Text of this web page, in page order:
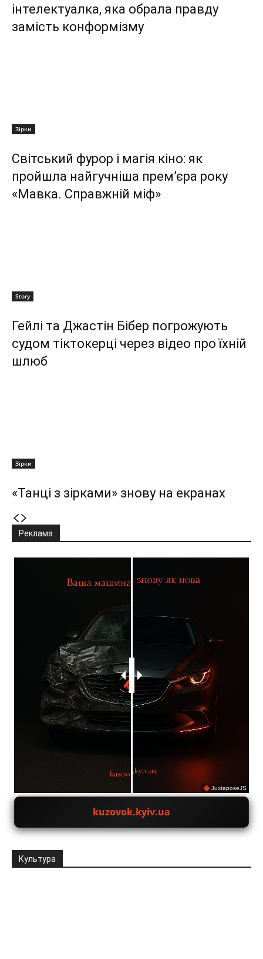
інтелектуалка, яка обрала правду
замість конформізму
Зірки
Світський фурор і магія кіно: як
пройшла найгучніша прем’єра року
«Мавка. Справжній міф»
Story
Гейлі та Джастін Бібер погрожують
судом тіктокерці через відео про їхній
шлюб
Зірки
«Танці з зірками» знову на екранах
Реклама
JuxtaposeJS
kuzovok.kyiv.ua
Культура